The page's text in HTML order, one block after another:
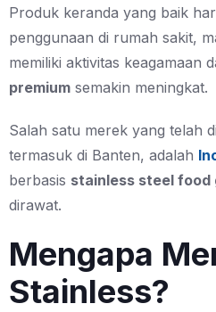
Produk keranda yang baik
penggunaan di rumah sakit,
memiliki aktivitas keagamaan
premium semakin meningkat.
Salah satu merek yang telah
termasuk di Banten, adalah
berbasis stainless steel food
dirawat.
Mengapa
Stainless?